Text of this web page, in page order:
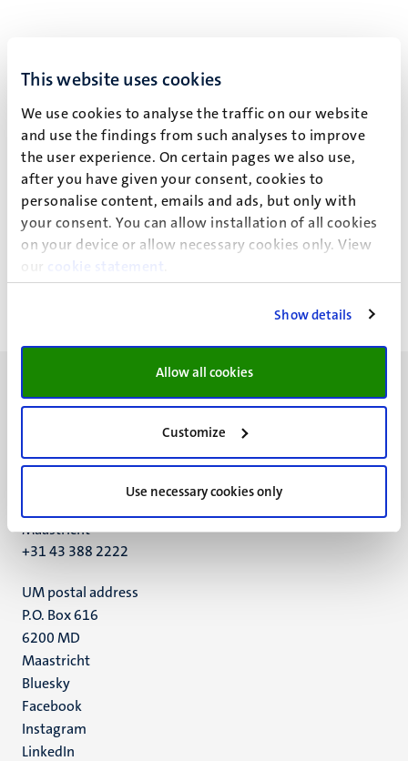
This website uses cookies
We use cookies to analyse the traffic on our website
and use the findings from such analyses to improve
the user experience. On certain pages we also use,
after you have given your consent, cookies to
personalise content, emails and ads, but only with
your consent. You can allow installation of all cookies
on your device or allow necessary cookies only. View
our
cookie statement
Show details
Allow all cookies
Customize
Use necessary cookies only
Afscheidscollege van prof.mr. Jaap
Spier
hoogleraar Aansprakelijkheidsverzekering in Vergelijkend
Perspectief in de Faculteit der Rechtsgeleerdheid.
Titel van de rede: “De lange schaduw van het verleden.
Zoeken naar de kwadrathours van de cirkel?”
Friday 4 March 2016, 16.00 hours
UM visiting address
Minderbroedersberg 4-6
Maastricht
+31 43 388 2222
UM postal address
P.O. Box 616
6200 MD
Maastricht
Social
media
Bluesky
Facebook
Instagram
LinkedIn